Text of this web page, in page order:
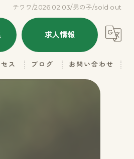
チワワ/2026.02.03/男の子/sold out
求人情報
ス ブログ お問い合わせ